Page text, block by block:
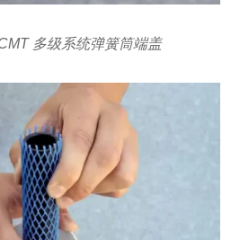
多级系统弹簧筒端盖